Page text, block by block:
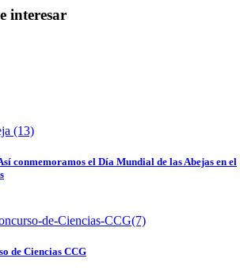
interesar
conmemoramos el Día Mundial de las Abejas en el
de Ciencias CCG